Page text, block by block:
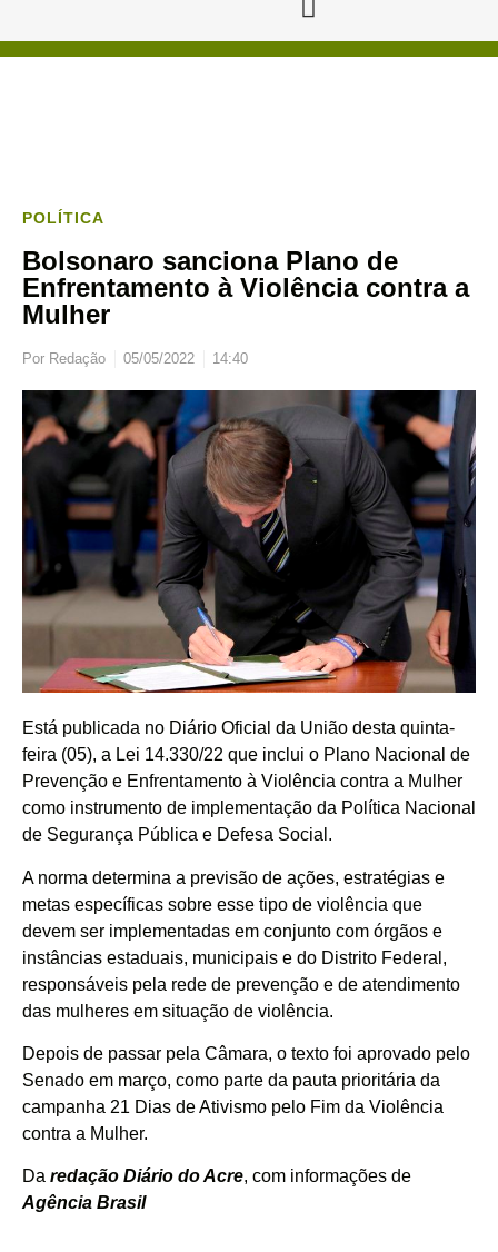
POLÍTICA
Bolsonaro sanciona Plano de
Enfrentamento à Violência contra a
Mulher
Por Redação 05/05/2022 14:40
Está publicada no Diário Oficial da União desta quinta-
feira (05), a Lei 14.330/22 que inclui o Plano Nacional de
Prevenção e Enfrentamento à Violência contra a Mulher
como instrumento de implementação da Política Nacional
de Segurança Pública e Defesa Social.
A norma determina a previsão de ações, estratégias e
metas específicas sobre esse tipo de violência que
devem ser implementadas em conjunto com órgãos e
instâncias estaduais, municipais e do Distrito Federal,
responsáveis pela rede de prevenção e de atendimento
das mulheres em situação de violência.
Depois de passar pela Câmara, o texto foi aprovado pelo
Senado em março, como parte da pauta prioritária da
campanha 21 Dias de Ativismo pelo Fim da Violência
contra a Mulher.
Da redação Diário do Acre, com informações de
Agência Brasil